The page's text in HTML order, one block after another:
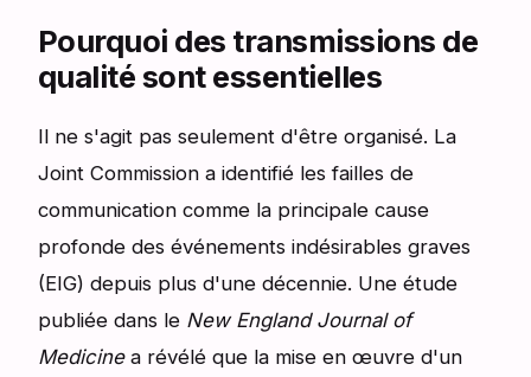
Pourquoi des transmissions de
qualité sont essentielles
Il ne s'agit pas seulement d'être organisé. La
Joint Commission a identifié les failles de
communication comme la principale cause
profonde des événements indésirables graves
(EIG) depuis plus d'une décennie. Une étude
publiée dans le New England Journal of
Medicinea révélé que la mise en œuvre d'un